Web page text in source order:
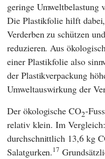
geringe Umweltbelastung
Die Plastikfolie hilft
Verderben zu schützen
reduzieren. Aus
einer Plastikfolie also
der Plastikverpackung
Umweltauswirkung der
Der ökologische CO2-
relativ klein. Im
durchschnittlich 13,6 kg
Salatgurken.17